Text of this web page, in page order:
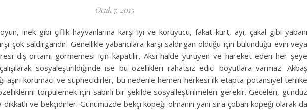
Ocak 7, 2015
inek gibi çiflik hayvanlarına karşı iyi ve koruyucu, fakat kurt, ayı, çakal gibi yabani
çok saldırgandır. Genellikle yabancılara karşı saldırgan olduğu için bulunduğu evin veya
dış ortamı görmemesi için kapatılır. Aksi halde yürüyen ve hareket eden her şeye
sosyaleştirildiğinde ise bu özellikleri rahatsız edici boyutlara varmaz. Akbaş
aşırı korumacı ve süphecidirler, bu nedenle hemen herkesi ilk etapta potansiyel tehlike
törpülemek için sabırlı bir şekilde sosyalleştirilmeleri gerekir. Geceleri, gündüz
ve bekçidirler. Günümüzde bekçi köpeği olmanın yanı sıra çoban köpeği olarak da